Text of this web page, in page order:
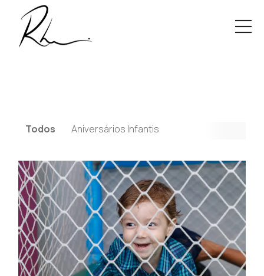
Todos Aniversários Infantis